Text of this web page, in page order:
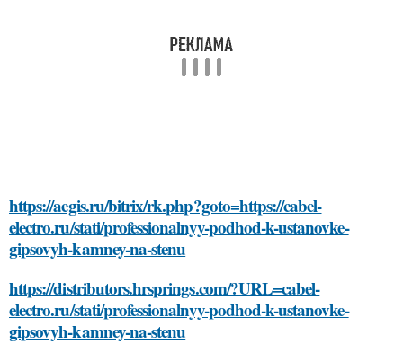
https://aegis.ru/bitrix/rk.php?goto=https://cabel-
electro.ru/stati/professionalnyy-podhod-k-ustanovke-
gipsovyh-kamney-na-stenu
https://distributors.hrsprings.com/?URL=cabel-
electro.ru/stati/professionalnyy-podhod-k-ustanovke-
gipsovyh-kamney-na-stenu